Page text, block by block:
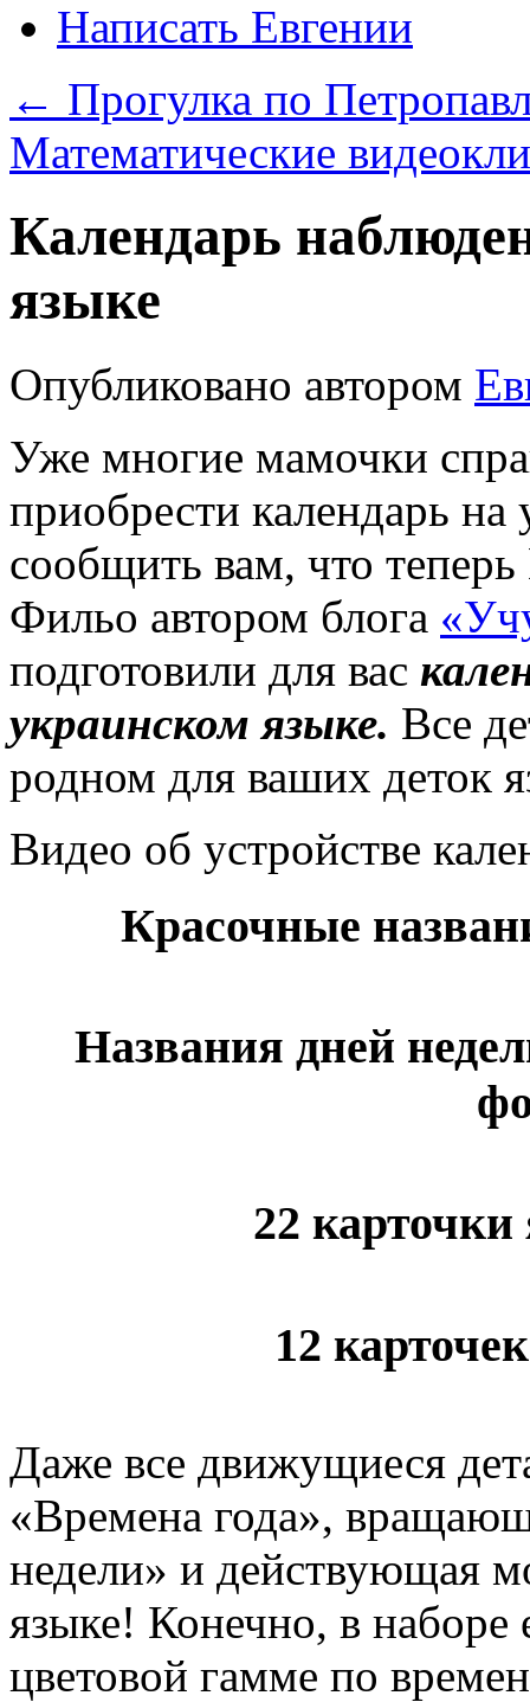
Написать Евгении
← Прогулка по
Математические
Календарь
языке
Опубликовано автором
Уже многие мамочки
приобрести календарь на
сообщить вам, что
Фильо автором блога
подготовили для вас
украинском языке. Все
родном для ваших деток
Видео об устройстве
Красочные
Названия дней
22
12
Даже все движущиеся
«Времена года»,
недели» и действующая
языке! Конечно, в наборе
цветовой гамме по